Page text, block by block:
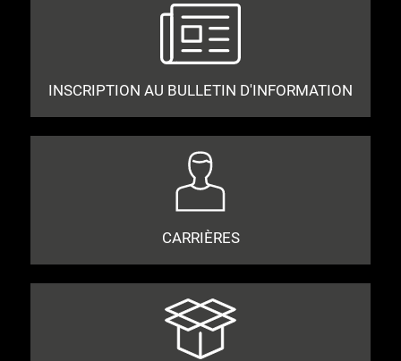
INSCRIPTION AU BULLETIN D'INFORMATION
CARRIÈRES